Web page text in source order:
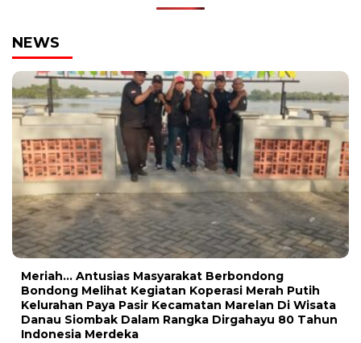
NEWS
Meriah… Antusias Masyarakat Berbondong
Bondong Melihat Kegiatan Koperasi Merah Putih
Kelurahan Paya Pasir Kecamatan Marelan Di Wisata
Danau Siombak Dalam Rangka Dirgahayu 80 Tahun
Indonesia Merdeka